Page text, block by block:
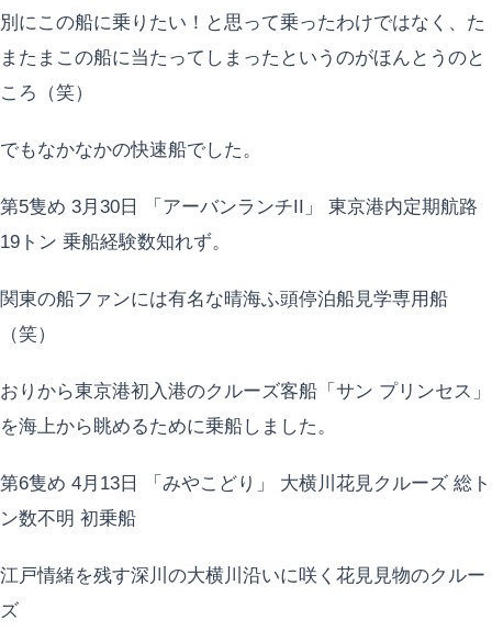
別にこの船に乗りたい！と思って乗ったわけではなく、た
またまこの船に当たってしまったというのがほんとうのと
ころ（笑）
でもなかなかの快速船でした。
第5隻め 3月30日 「アーバンランチII」 東京港内定期航路
19トン 乗船経験数知れず。
関東の船ファンには有名な晴海ふ頭停泊船見学専用船
（笑）
おりから東京港初入港のクルーズ客船「サン プリンセス」
を海上から眺めるために乗船しました。
第6隻め 4月13日 「みやこどり」 大横川花見クルーズ 総ト
ン数不明 初乗船
江戸情緒を残す深川の大横川沿いに咲く花見見物のクルー
ズ